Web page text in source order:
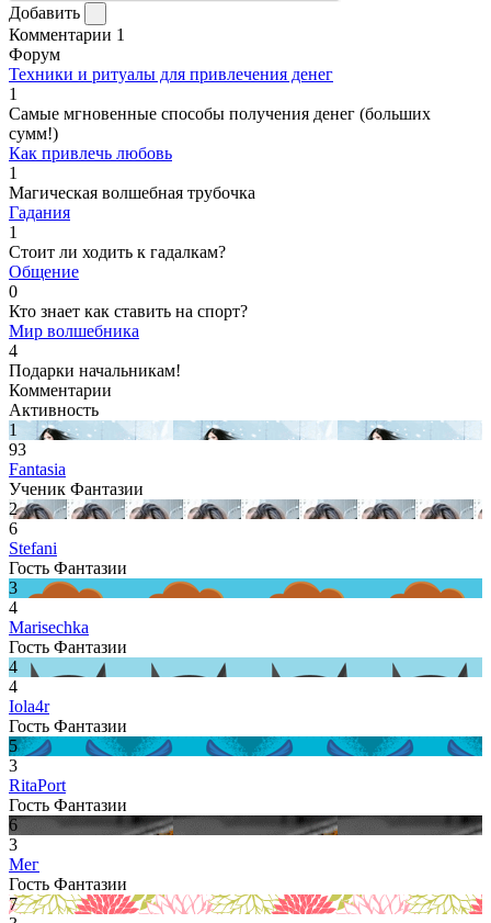
Добавить
Комментарии 1
Форум
Техники и ритуалы для привлечения денег
1
Самые мгновенные способы получения денег (больших
сумм!)
Как привлечь любовь
1
Магическая волшебная трубочка
Гадания
1
Стоит ли ходить к гадалкам?
Общение
0
Кто знает как ставить на спорт?
Мир волшебника
4
Подарки начальникам!
Комментарии
Активность
1
93
Fantasia
Ученик Фантазии
2
6
Stefani
Гость Фантазии
3
4
Marisechka
Гость Фантазии
4
4
Iola4r
Гость Фантазии
5
3
RitaPort
Гость Фантазии
6
3
Мег
Гость Фантазии
7